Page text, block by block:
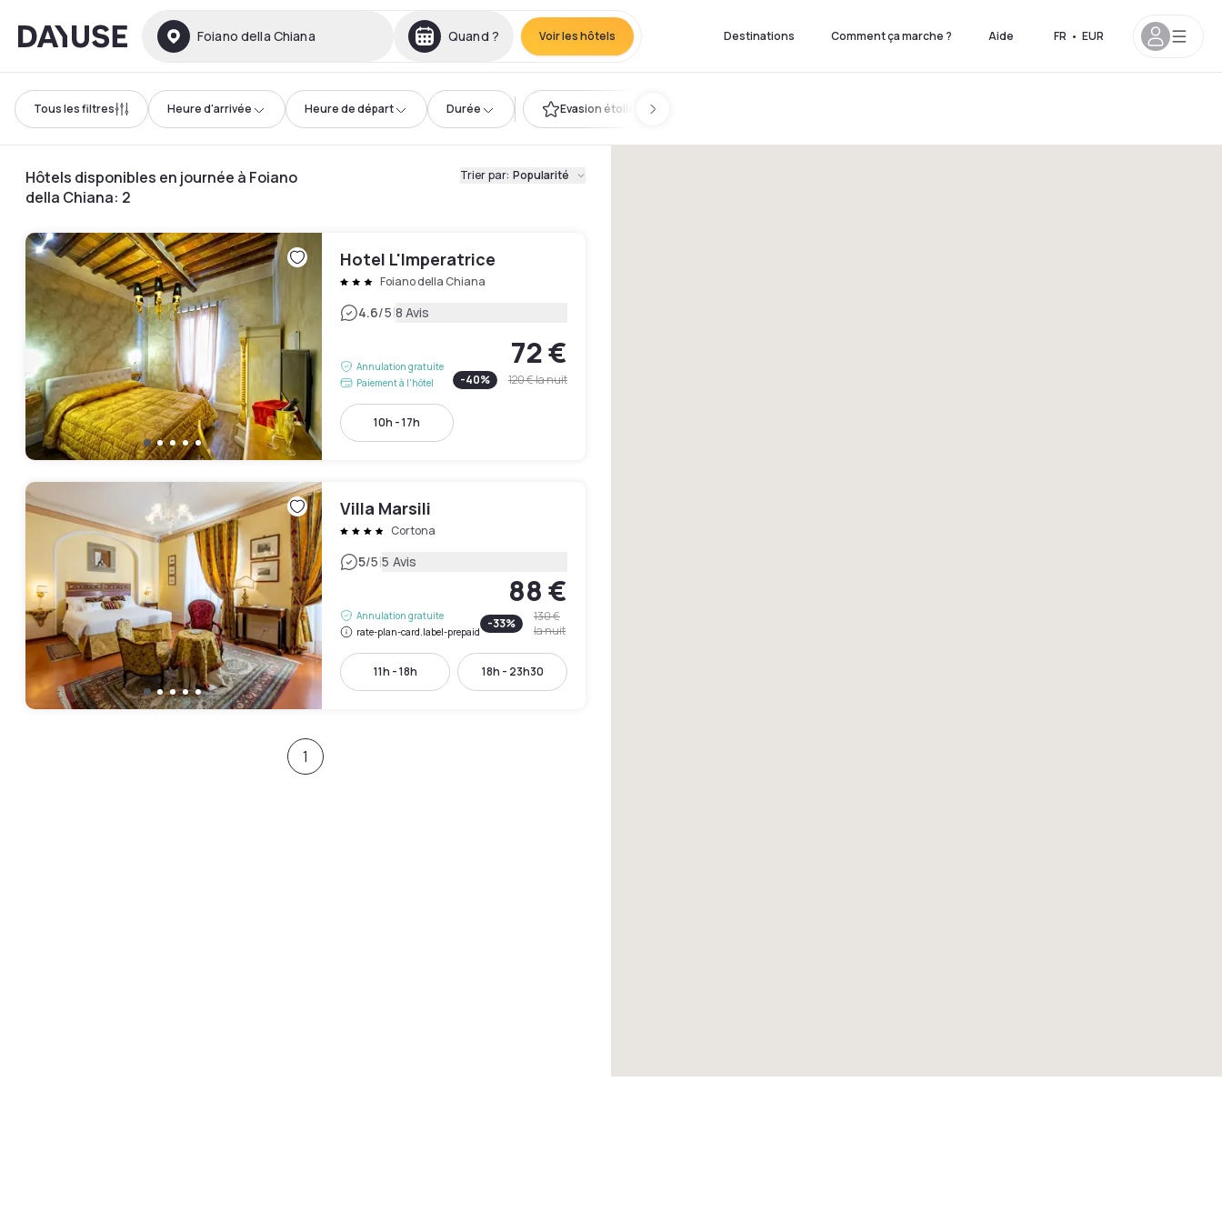
Dayuse Foiano della Chiana Quand ? Voir les hôtels Destinations Comment ça marche ? Aide FR • EUR
Tous les filtres Heure d'arrivée Heure de départ Durée Evasion étoilée
Hôtels disponibles en journée à Foiano
della Chiana: 2
Trier par: Popularité
Hotel L'Imperatrice
Foiano della Chiana
4.6/5|8 Avis
Annulation gratuite
Paiement à l'hôtel
72 €
-40% 120 €la nuit
10h - 17h
Villa Marsili
Cortona
5/5|5 Avis
Annulation gratuite
rate-plan-card.label-prepaid
88 €
-33%
130 €
la nuit
11h - 18h 18h - 23h30
1